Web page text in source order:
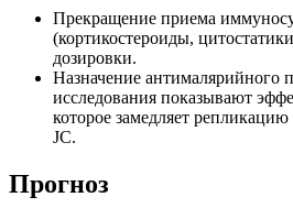
Прекращение приема
(кортикостероиды,
дозировки.
Назначение антималярийного
исследования показывают
которое замедляет
JС.
Прогноз